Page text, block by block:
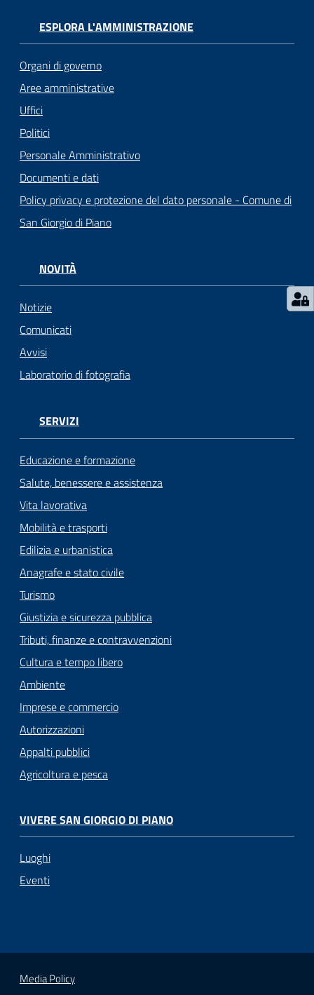
t
r
o
O
n
n
e
argomenti...
Seguici
su
ESPLORA L'AMMINISTRAZIONE
Organi di governo
Aree amministrative
Uffici
Politici
Personale Amministrativo
Documenti e dati
Policy privacy e protezione del dato personale - Comune di
San Giorgio di Piano
NOVITÀ
Notizie
Comunicati
Avvisi
Laboratorio di fotografia
SERVIZI
Educazione e formazione
Salute, benessere e assistenza
Vita lavorativa
Mobilità e trasporti
Edilizia e urbanistica
Anagrafe e stato civile
Turismo
Giustizia e sicurezza pubblica
Tributi, finanze e contravvenzioni
Cultura e tempo libero
Ambiente
Imprese e commercio
Autorizzazioni
Appalti pubblici
Agricoltura e pesca
VIVERE SAN GIORGIO DI PIANO
Luoghi
Eventi
Media Policy